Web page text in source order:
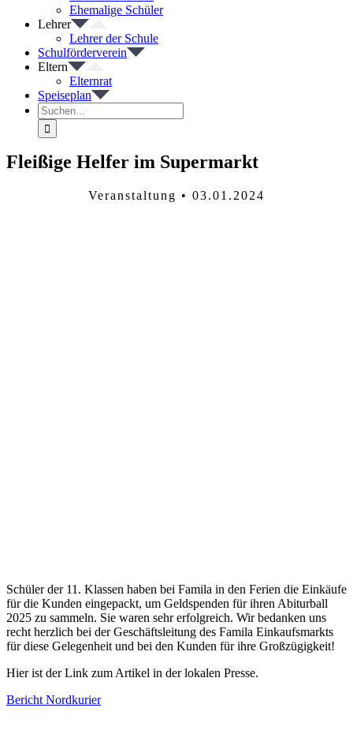
Ehemalige Schüler
Lehrer
Lehrer der Schule
Schulförderverein
Eltern
Elternrat
Speiseplan
Suche
nach:
Fleißige Helfer im Supermarkt
Veranstaltung • 03.01.2024
Schüler der 11. Klassen haben bei Famila in den Ferien die Einkäufe
für die Kunden eingepackt, um Geldspenden für ihren Abiturball
2025 zu sammeln. Sie waren sehr erfolgreich. Wir bedanken uns
recht herzlich bei der Geschäftsleitung des Famila Einkaufsmarkts
für diese Gelegenheit und bei den Kunden für ihre Großzügigkeit!
Hier ist der Link zum Artikel in der lokalen Presse.
Bericht Nordkurier